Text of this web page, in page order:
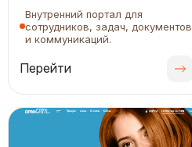
Внутренний портал для
сотрудников, задач, документов
и коммуникаций.
Перейти